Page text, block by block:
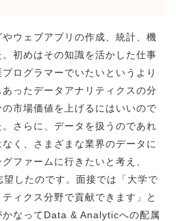
ウェブアプリの作成、統計、機
初めはその知識を活かした仕事
ログラマーでいたいというより
ったデータアナリティクスの分
市場価値を上げるにはいいので
さらに、データを扱うのであれ
く、さまざまな業界のデータに
ファームに行きたいと考え、
したのです。面接では「大学で
ィクス分野で貢献できます」と
かなってData & Analyticへの配属